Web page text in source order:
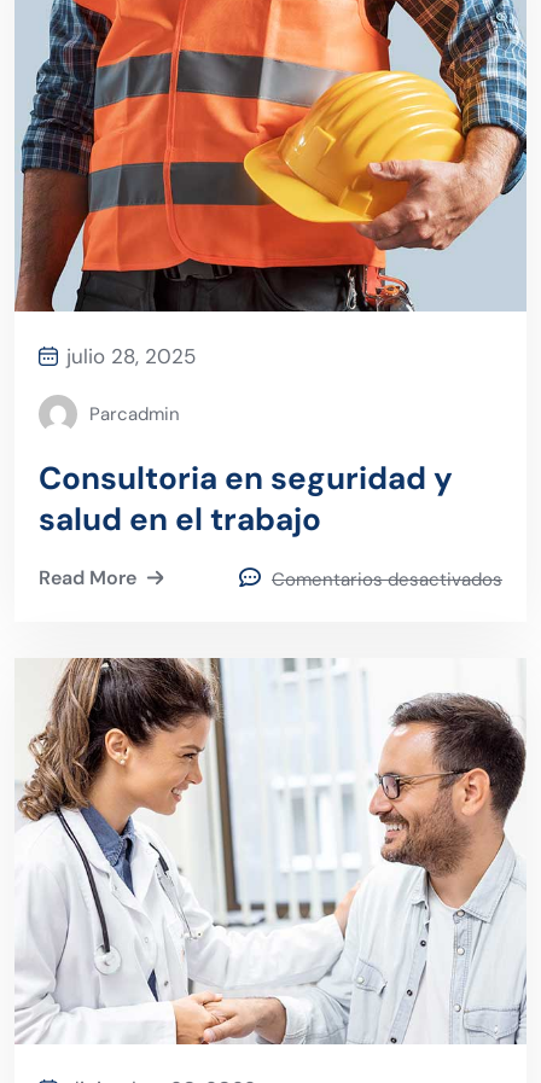
julio 28, 2025
Parcadmin
Consultoria en seguridad y
salud en el trabajo
Read More Comentarios desactivados